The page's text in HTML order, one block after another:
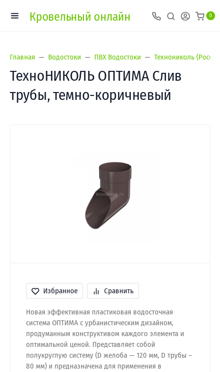
Кровельный онлайн 0
Главная Водостоки ПВХ Водостоки Технониколь
ТехноНИКОЛЬ ОПТИМА Слив
трубы, темно-коричневый
Избранное Сравнить
Новая эффективная пластиковая водосточная
система ОПТИМА с урбанистическим дизайном,
продуманным конструктивом каждого элемента и
оптимальной ценой. Представляет собой
полукруглую систему (D желоба — 120 мм, D трубы –
80 мм) и предназначена для применения в